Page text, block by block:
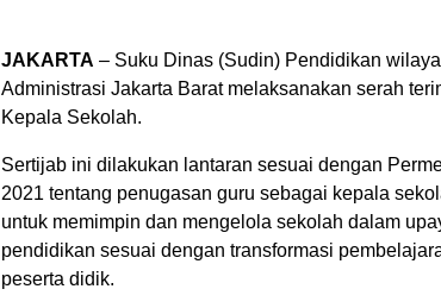
JAKARTA – Suku Dinas (Sudin) Pendidikan
Administrasi Jakarta Barat melaksanakan serah
Kepala Sekolah.
Sertijab ini dilakukan lantaran sesuai dengan
2021 tentang penugasan guru sebagai kepala
untuk memimpin dan mengelola sekolah dalam
pendidikan sesuai dengan transformasi
peserta didik.